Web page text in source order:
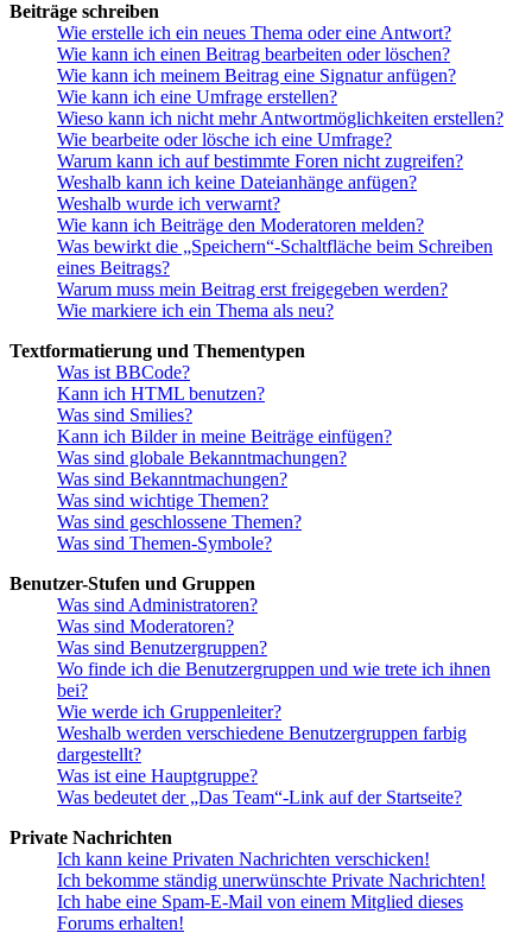
Beiträge schreiben
Wie erstelle ich ein neues Thema oder eine Antwort?
Wie kann ich einen Beitrag bearbeiten oder löschen?
Wie kann ich meinem Beitrag eine Signatur anfügen?
Wie kann ich eine Umfrage erstellen?
Wieso kann ich nicht mehr Antwortmöglichkeiten erstellen?
Wie bearbeite oder lösche ich eine Umfrage?
Warum kann ich auf bestimmte Foren nicht zugreifen?
Weshalb kann ich keine Dateianhänge anfügen?
Weshalb wurde ich verwarnt?
Wie kann ich Beiträge den Moderatoren melden?
Was bewirkt die „Speichern“-Schaltfläche beim Schreiben
eines Beitrags?
Warum muss mein Beitrag erst freigegeben werden?
Wie markiere ich ein Thema als neu?
Textformatierung und Thementypen
Was ist BBCode?
Kann ich HTML benutzen?
Was sind Smilies?
Kann ich Bilder in meine Beiträge einfügen?
Was sind globale Bekanntmachungen?
Was sind Bekanntmachungen?
Was sind wichtige Themen?
Was sind geschlossene Themen?
Was sind Themen-Symbole?
Benutzer-Stufen und Gruppen
Was sind Administratoren?
Was sind Moderatoren?
Was sind Benutzergruppen?
Wo finde ich die Benutzergruppen und wie trete ich ihnen
bei?
Wie werde ich Gruppenleiter?
Weshalb werden verschiedene Benutzergruppen farbig
dargestellt?
Was ist eine Hauptgruppe?
Was bedeutet der „Das Team“-Link auf der Startseite?
Private Nachrichten
Ich kann keine Privaten Nachrichten verschicken!
Ich bekomme ständig unerwünschte Private Nachrichten!
Ich habe eine Spam-E-Mail von einem Mitglied dieses
Forums erhalten!